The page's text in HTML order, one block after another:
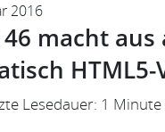
2016
macht aus
HTML5-
Lesedauer: 1 Minute